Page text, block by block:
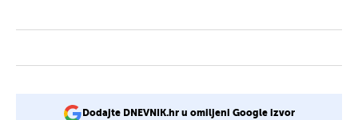
Dodajte DNEVNIK.hr u omiljeni Google izvor